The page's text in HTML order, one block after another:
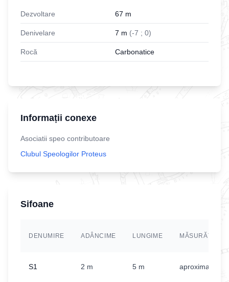
Dezvoltare 67 m
Denivelare 7 m (-7 ; 0)
Rocă Carbonatice
Informații conexe
Asociatii speo contributoare
Clubul Speologilor Proteus
Sifoane
DENUMIRE ADÂNCIME LUNGIME MĂSURĂTORI
S1 2 m 5 m aproximativ